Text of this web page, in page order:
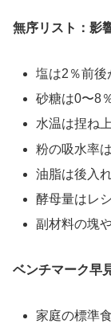
無序リスト：影
塩は2％前後
砂糖は0〜8
水温は捏ね
粉の吸水率
油脂は後入
酵母量はレ
副材料の塊
ベンチマーク早
家庭の標準